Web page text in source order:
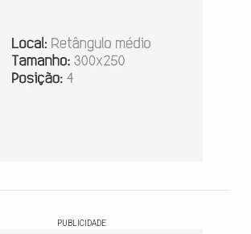
PUBLICIDADE